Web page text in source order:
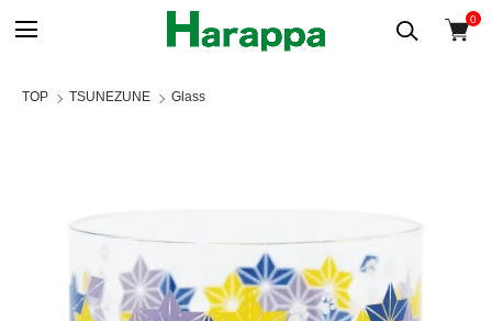
0
TOP TSUNEZUNE Glass